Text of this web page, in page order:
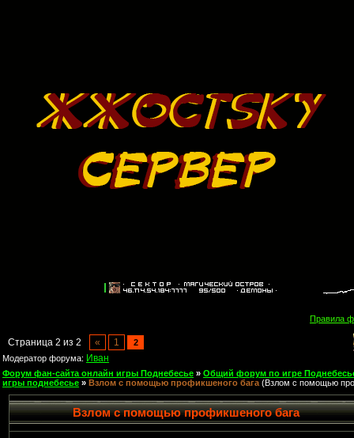
Правила
Страница 2 из 2 « 1
2
Модератор форума: Иван
Форум фан-сайта онлайн игры Поднебесье » Общий форум по игре
игры поднебесье » Взлом с помощью профикшеного бага (Взлом с помощью
Взлом с помощью профикшеного бага